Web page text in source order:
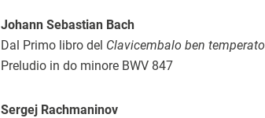
Johann Sebastian Bach
Dal Primo libro del Clavicembalo ben temperato
Preludio in do minore BWV 847
Sergej Rachmaninov